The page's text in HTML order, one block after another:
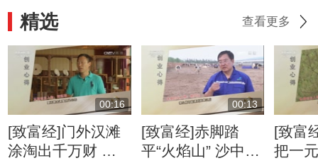
精选 查看更多
00:16
[致富经]门外汉滩
涂淘出千万财 创
00:13
[致富经]赤脚踏
平“火焰山” 沙中掘
[致富
把一